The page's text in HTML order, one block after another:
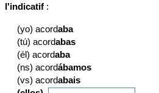
l'indicatif :
(yo) acordaba
(tú) acordabas
(él) acordaba
(ns) acordábamos
(vs) acordabais